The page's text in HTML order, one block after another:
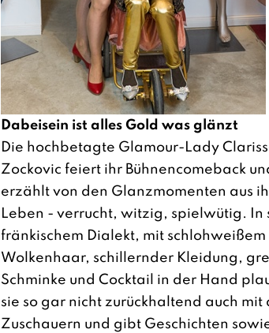
Dabeisein ist alles Gold was glänzt
Die hochbetagte Glamour-Lady
Zockovic feiert ihr Bühnencomeback
erzählt von den Glanzmomenten aus
Leben - verrucht, witzig, spielwütig. In
fränkischem Dialekt, mit schlohweißem
Wolkenhaar, schillernder Kleidung,
Schminke und Cocktail in der Hand
sie so gar nicht zurückhaltend auch mit
Zuschauern und gibt Geschichten